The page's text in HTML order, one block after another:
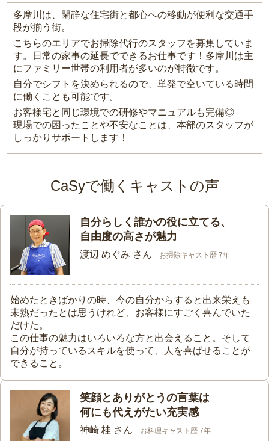
多摩川は、閑静な住宅街と都心への移動が便利な交通手
段が揃う街。
こちらのエリアでお掃除代行のスタッフを募集していま
す。日常の家事の延長でできるお仕事です！多摩川は主
にファミリー世帯の利用者が多いのが特徴です。
自分でシフトを決められるので、単発で空いている時間
に働くことも可能です。
お客様宅と同じ環境での研修やマニュアルも完備◎
現場での困ったことや不安なことは、本部のスタッフが
しっかりサポートします！
CaSyで働くキャストの声
自分らしく誰かの役に立てる、
自由度の高さが魅力
渡辺 めぐみ さん お掃除キャスト歴 7年
始めたときばかりの時、今の自分からすると出来栄えも
未熟だったとは思うけれど、お客様にすごく喜んでいた
だけた。
この仕事の魅力はいろいろな方と出会えること。そして
自分が持っているスキルを使って、人を喜ばせることが
できること。
笑顔とありがとうの言葉は
何にも代えがたい充実感
神崎 桂 さん お料理キャスト歴 7年